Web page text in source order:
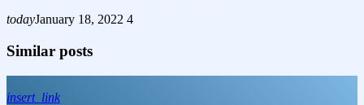
todayJanuary 18, 2022 4
Similar posts
insert_link